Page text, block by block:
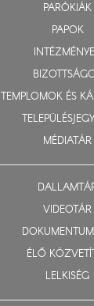
PARÓKIÁK
PAPOK
TEMPLOMOK ÉS
MÉDIATÁR
VIDEOTÁR
ÉLŐ
LELKISÉG